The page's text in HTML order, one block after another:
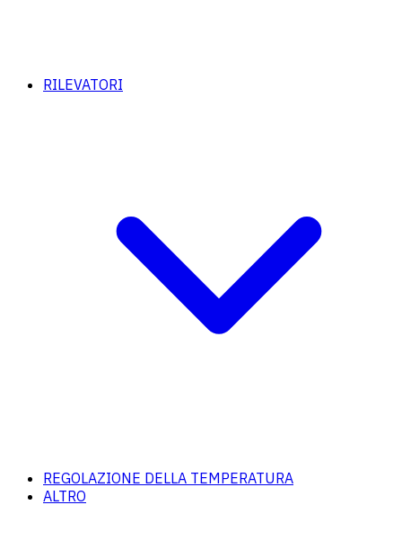
RILEVATORI
REGOLAZIONE DELLA TEMPERATURA
ALTRO